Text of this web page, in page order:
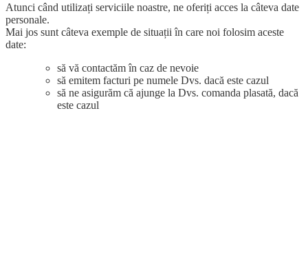
Atunci când utilizați serviciile noastre, ne oferiți acces la câteva date
personale.
Mai jos sunt câteva exemple de situații în care noi folosim aceste
date:
să vă contactăm în caz de nevoie
să emitem facturi pe numele Dvs. dacă este cazul
să ne asigurăm că ajunge la Dvs. comanda plasată, dacă
este cazul